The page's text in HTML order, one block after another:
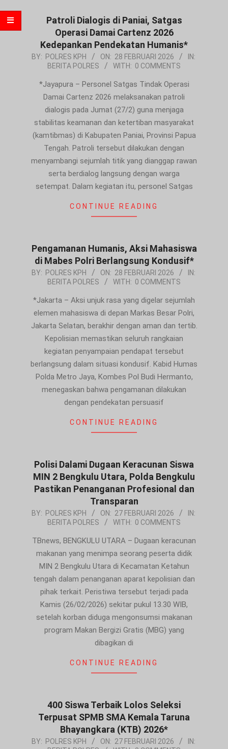
Patroli Dialogis di Paniai, Satgas
Operasi Damai Cartenz 2026
Kedepankan Pendekatan Humanis*
2026-
BY: POLRES KPH ON: 28 FEBRUARI 2026
IN:
BERITA POLRES
WITH: 0 COMMENTS
*Jayapura – Personel Satgas Tindak Operasi
Damai Cartenz 2026 melaksanakan patroli
dialogis pada Jumat (27/2) guna menjaga
stabilitas keamanan dan ketertiban masyarakat
(kamtibmas) di Kabupaten Paniai, Provinsi Papua
Tengah. Patroli tersebut dilakukan dengan
menyambangi sejumlah titik yang dianggap rawan
serta berdialog langsung dengan warga
setempat. Dalam kegiatan itu, personel Satgas
CONTINUE READING
Pengamanan Humanis, Aksi Mahasiswa
di Mabes Polri Berlangsung Kondusif*
2026-
28
BY: POLRES KPH ON: 28 FEBRUARI 2026
IN:
BERITA POLRES
WITH: 0 COMMENTS
*Jakarta – Aksi unjuk rasa yang digelar sejumlah
elemen mahasiswa di depan Markas Besar Polri,
Jakarta Selatan, berakhir dengan aman dan tertib.
Kepolisian memastikan seluruh rangkaian
kegiatan penyampaian pendapat tersebut
berlangsung dalam situasi kondusif. Kabid Humas
Polda Metro Jaya, Kombes Pol Budi Hermanto,
menegaskan bahwa pengamanan dilakukan
dengan pendekatan persuasif
CONTINUE READING
Polisi Dalami Dugaan Keracunan Siswa
MIN 2 Bengkulu Utara, Polda Bengkulu
Pastikan Penanganan Profesional dan
Transparan
2026-
27
BY: POLRES KPH ON: 27 FEBRUARI 2026
IN:
BERITA POLRES
WITH: 0 COMMENTS
TBnews, BENGKULU UTARA – Dugaan keracunan
makanan yang menimpa seorang peserta didik
MIN 2 Bengkulu Utara di Kecamatan Ketahun
tengah dalam penanganan aparat kepolisian dan
pihak terkait. Peristiwa tersebut terjadi pada
Kamis (26/02/2026) sekitar pukul 13.30 WIB,
setelah korban diduga mengonsumsi makanan
program Makan Bergizi Gratis (MBG) yang
dibagikan di
CONTINUE READING
400 Siswa Terbaik Lolos Seleksi
Terpusat SPMB SMA Kemala Taruna
Bhayangkara (KTB) 2026*
2026-
BY: POLRES KPH ON: 27 FEBRUARI 2026
IN: